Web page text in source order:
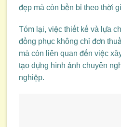
đẹp mà còn bền bỉ theo thời
Tóm lại, việc thiết kế và lựa
đồng phục không chỉ đơn
mà còn liên quan đến việc
tạo dựng hình ảnh chuyên
nghiệp.